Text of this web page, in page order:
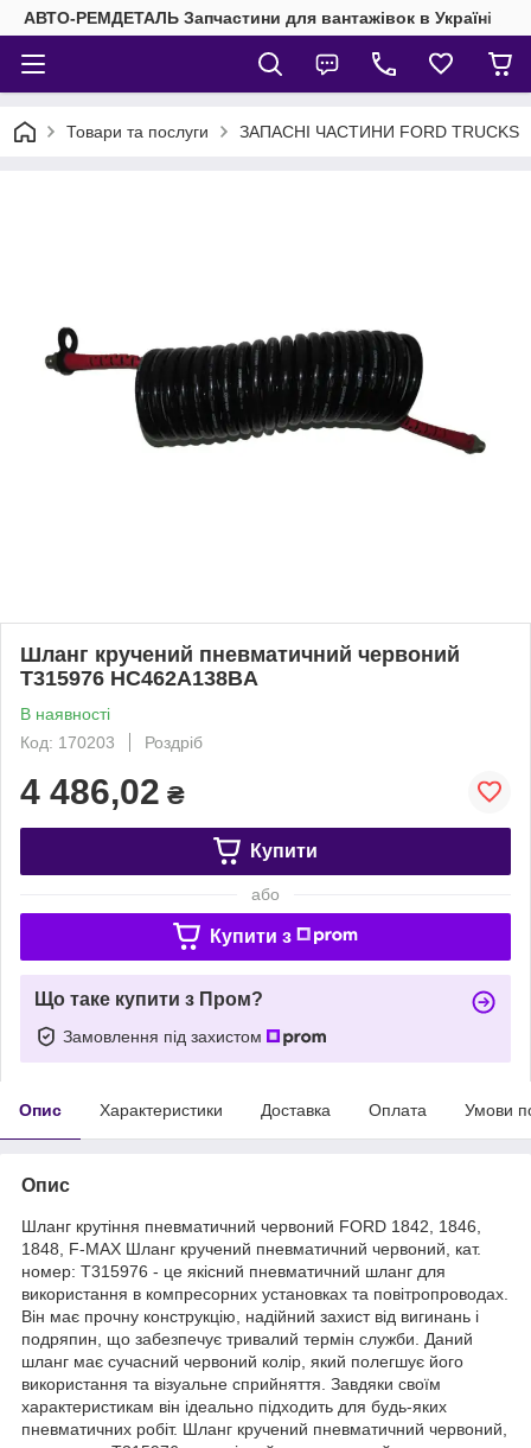
АВТО-РЕМДЕТАЛЬ Запчастини для вантажівок в Україні
Товари та послуги ЗАПАСНІ ЧАСТИНИ FORD TRUCKS
Шланг кручений пневматичний червоний
T315976 HC462A138BA
В наявності
Код: 170203
Роздріб
4 486,02 ₴
Купити
або
Купити з
Що таке купити з Пром?
Замовлення під захистом
Опис Характеристики Доставка Оплата Умови
Опис
Шланг крутіння пневматичний червоний FORD 1842, 1846,
1848, F-MAX Шланг кручений пневматичний червоний, кат.
номер: T315976 - це якісний пневматичний шланг для
використання в компресорних установках та повітропроводах.
Він має прочну конструкцію, надійний захист від вигинань і
подряпин, що забезпечує тривалий термін служби. Даний
шланг має сучасний червоний колір, який полегшує його
використання та візуальне сприйняття. Завдяки своїм
характеристикам він ідеально підходить для будь-яких
пневматичних робіт. Шланг кручений пневматичний червоний,